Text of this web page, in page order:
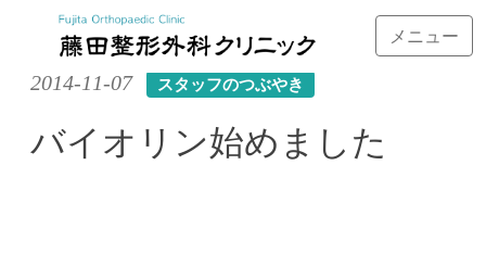
メニュー
2014-11-07 スタッフのつぶやき
バイオリン始めました